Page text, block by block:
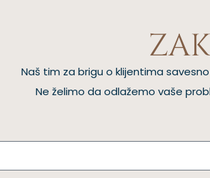
Naš tim za brigu o klijentima
Ne želimo da odlažemo vaše